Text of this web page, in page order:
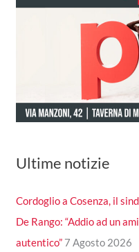
Ultime notizie
Cordoglio a Cosenza, il
De Rango: “Addio ad un
autentico” 7 Agosto 2026